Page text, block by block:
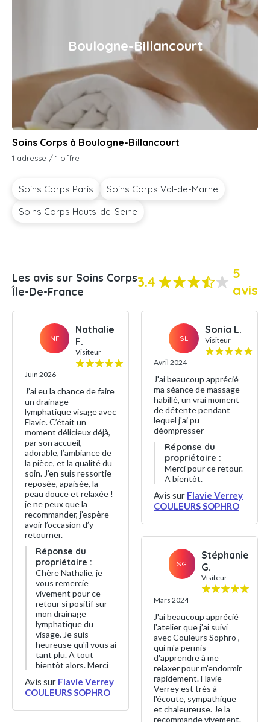
Boulogne-Billancourt
Soins Corps à Boulogne-Billancourt
1 adresse / 1 offre
Soins Corps Paris
Soins Corps Val-de-Marne
Soins Corps Hauts-de-Seine
Les avis sur Soins Corps
Île-De-France
3.4
5
avis
NF
Nathalie
F.
Visiteur
Juin 2026
J’ai eu la chance de faire
un drainage
lymphatique visage avec
Flavie. C’était un
moment délicieux déjà,
par son accueil,
adorable, l’ambiance de
la pièce, et la qualité du
soin. J’en suis ressortie
reposée, apaisée, la
peau douce et relaxée !
je ne peux que la
recommander, j’espère
avoir l’occasion d’y
retourner.
Réponse du
propriétaire :
Chère Nathalie, je
vous remercie
vivement pour ce
retour si positif sur
mon drainage
lymphatique du
visage. Je suis
heureuse qu'il vous ai
tant plu. A tout
bientôt alors. Merci
Avis sur Flavie Verrey
COULEURS SOPHRO
SL
Sonia L.
Visiteur
Avril 2024
J'ai beaucoup apprécié
ma séance de massage
habillé, un vrai moment
de détente pendant
lequel j'ai pu
déompresser
Réponse du
propriétaire :
Merci pour ce retour.
A bientôt.
Avis sur Flavie Verrey
COULEURS SOPHRO
SG
Stéphanie
G.
Visiteur
Mars 2024
J'ai beaucoup apprécié
l'atelier que j'ai suivi
avec Couleurs Sophro ,
qui m'a permis
d'apprendre à me
relaxer pour m'endormir
rapidement. Flavie
Verrey est très à
l'écoute, sympathique
et chaleureuse. Je la
recommande vivement.